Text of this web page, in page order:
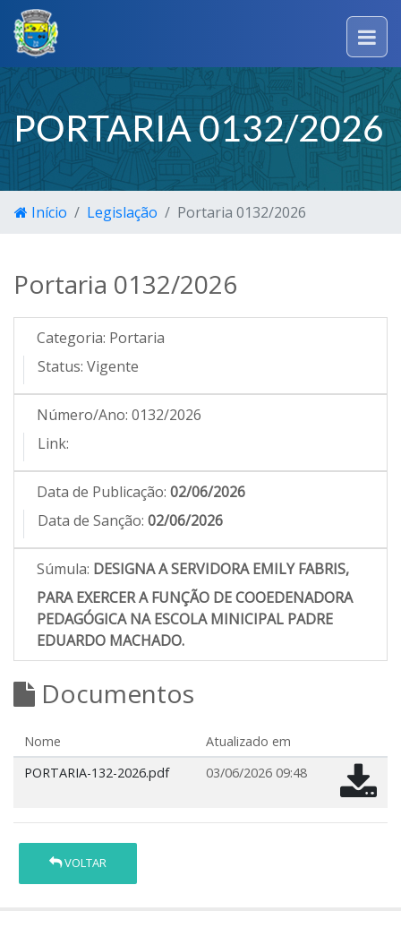
PORTARIA 0132/2026
Início Legislação Portaria 0132/2026
Portaria 0132/2026
Categoria: Portaria
Status: Vigente
Número/Ano: 0132/2026
Link:
Data de Publicação: 02/06/2026
Data de Sanção: 02/06/2026
Súmula: DESIGNA A SERVIDORA EMILY FABRIS,
PARA EXERCER A FUNÇÃO DE COOEDENADORA
PEDAGÓGICA NA ESCOLA MINICIPAL PADRE
EDUARDO MACHADO.
Documentos
Nome
Atualizado em
PORTARIA-132-2026.pdf
03/06/2026 09:48
VOLTAR